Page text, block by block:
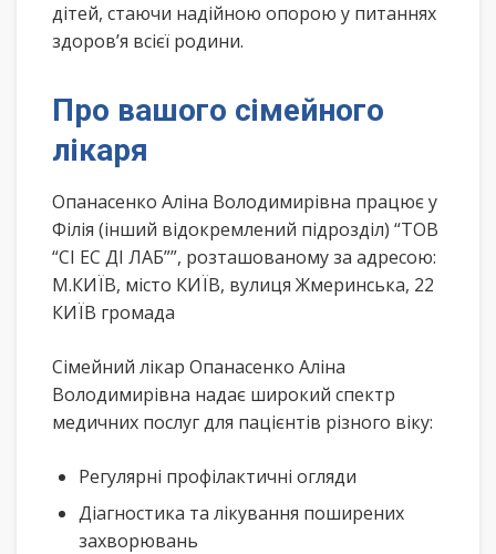
дітей, стаючи надійною опорою у питаннях
здоров’я всієї родини.
Про вашого сімейного
лікаря
Опанасенко Аліна Володимирівна працює у
Філія (інший відокремлений підрозділ) “ТОВ
“СІ ЕС ДІ ЛАБ””, розташованому за адресою:
М.КИЇВ, місто КИЇВ, вулиця Жмеринська, 22
КИЇВ громада
Сімейний лікар Опанасенко Аліна
Володимирівна надає широкий спектр
медичних послуг для пацієнтів різного віку:
Регулярні профілактичні огляди
Діагностика та лікування поширених
захворювань